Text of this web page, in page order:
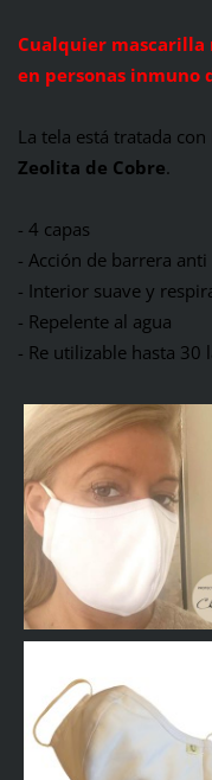
Cualquier mascarilla
en personas inmuno
La tela está tratada con
Zeolita de Cobre.
- 4 capas
- Acción de barrera
- Interior suave y
- Repelente al agua
- Re utilizable hasta 30